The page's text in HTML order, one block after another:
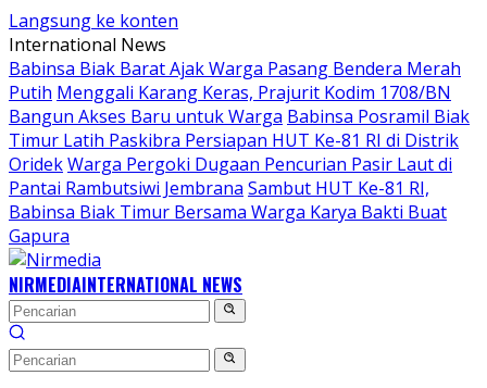
Langsung ke konten
International News
Babinsa Biak Barat Ajak Warga Pasang Bendera Merah
Putih Menggali Karang Keras, Prajurit Kodim 1708/BN
Bangun Akses Baru untuk Warga Babinsa Posramil Biak
Timur Latih Paskibra Persiapan HUT Ke-81 RI di Distrik
OridekWarga Pergoki Dugaan Pencurian Pasir Laut di
Pantai Rambutsiwi Jembrana Sambut HUT Ke-81 RI,
Babinsa Biak Timur Bersama Warga Karya Bakti Buat
Gapura
NIRMEDIAINTERNATIONAL NEWS